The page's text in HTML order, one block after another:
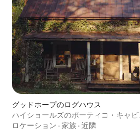
グッドホープのログハウス
ハイショールズのポーティコ・キャビ
ロケーション · 家族 · 近隣